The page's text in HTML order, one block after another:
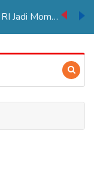
Karnaval Pembangunan HUT ke 81 RI Jadi Momentum Perkuat Persatuan di Merauke